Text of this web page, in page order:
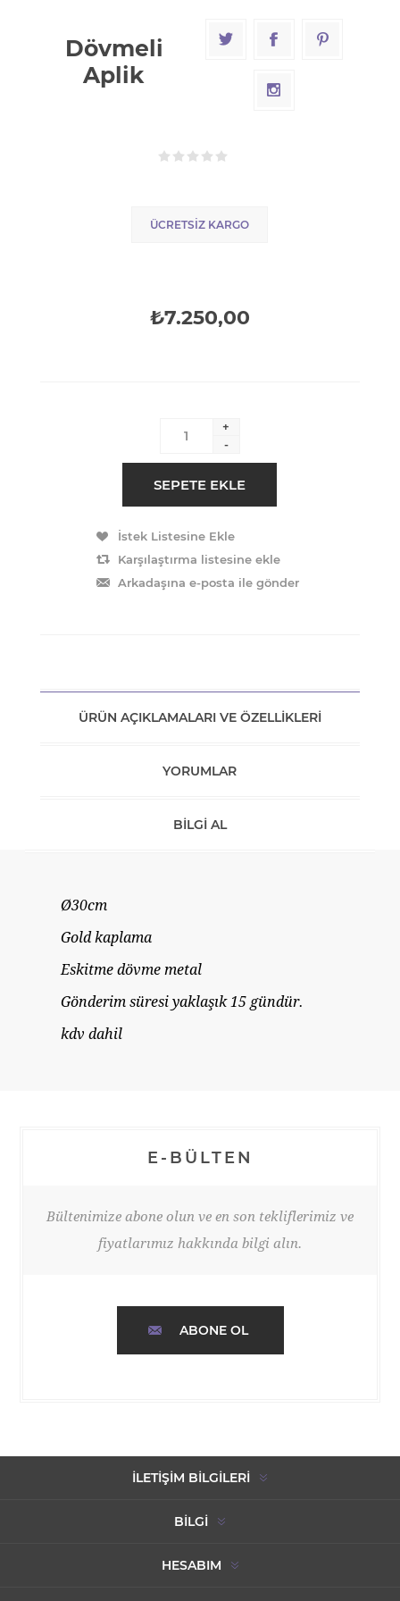
Dövmeli
Aplik
ÜCRETSIZ KARGO
₺7.250,00
+
-
ÜRÜN AÇIKLAMALARI VE ÖZELLIKLERI
YORUMLAR
BILGI AL
Ø30cm
Gold kaplama
Eskitme dövme metal
Gönderim süresi yaklaşık 15 gündür.
kdv dahil
E-BÜLTEN
Bültenimize abone olun ve en son tekliflerimiz ve
fiyatlarımız hakkında bilgi alın.
ABONE OL
İLETIŞIM BILGILERI
BILGI
HESABIM